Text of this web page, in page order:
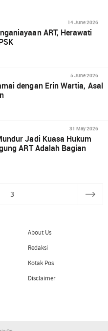
14 June 2026
ART, Herawati
5 June 2026
dengan Erin Wartia, Asal
31 May 2026
Jadi Kuasa Hukum
ART Adalah Bagian
3
About Us
Redaksi
Kotak Pos
Disclaimer